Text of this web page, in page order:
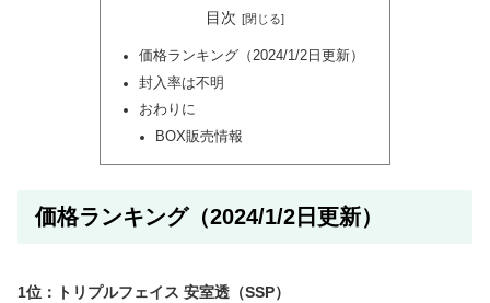
目次
価格ランキング（2024/1/2日更新）
封入率は不明
おわりに
BOX販売情報
価格ランキング（2024/1/2日更新）
1位：トリプルフェイス 安室透（SSP）